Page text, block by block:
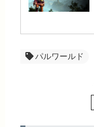
パルワールド